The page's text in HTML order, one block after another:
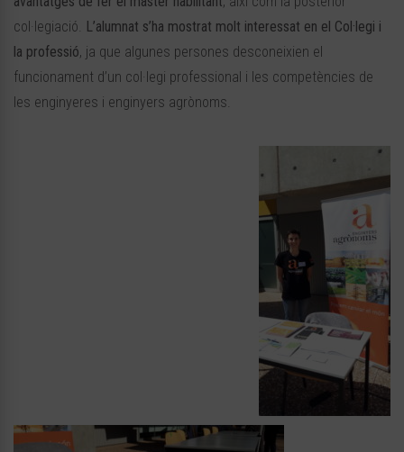
col·legiació. L’alumnat s’ha mostrat molt interessat en el Col·legi i
la professió, ja que algunes persones desconeixien el
funcionament d’un col·legi professional i les competències de
les enginyeres i enginyers agrònoms.